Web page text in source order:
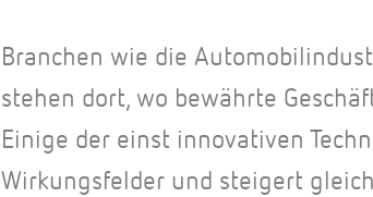
Branchen wie die
stehen dort, wo bewährte
Einige der einst innovativen
Wirkungsfelder und steigert